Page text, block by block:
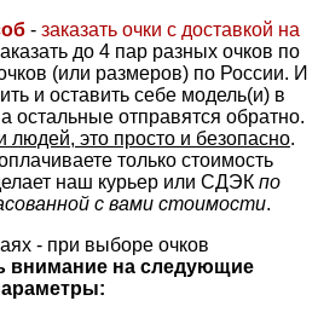
- заказать очки с доставкой на
до 4 пар разных очков по
(или размеров) по России. И
и оставить себе модель(и) в
отправятся обратно.
людей, это просто и безопасно.
только стоимость
наш курьер или СДЭК по
с вами стоимости.
- при выборе очков
внимание на следующие